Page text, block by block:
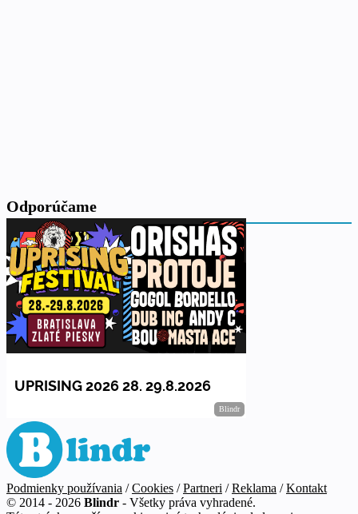
Odporúčame
Podmienky používania / Cookies / Partneri / Reklama / Kontakt
© 2014 - 2026 Blindr - Všetky práva vyhradené.